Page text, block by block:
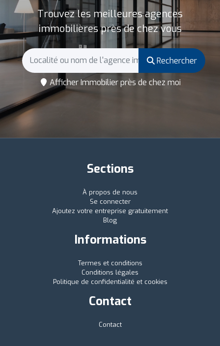
Trouvez les meilleures agences
immobilières près de chez vous
Rechercher
Afficher Immobilier près de chez moi
Sections
À propos de nous
Se connecter
Ajoutez votre entreprise gratuitement
Blog
Informations
Termes et conditions
Conditions légales
Politique de confidentialité et cookies
Contact
Contact